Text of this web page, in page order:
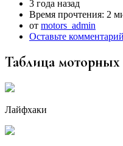
3 года назад
Время прочтения: 2
от motors_admin
Оставьте комментарий
Таблица моторных
Лайфхаки